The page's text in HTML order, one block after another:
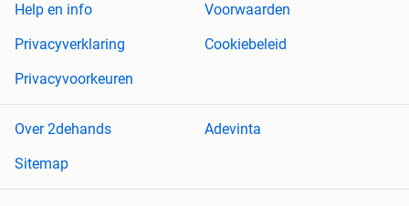
Help en info
Voorwaarden
Privacyverklaring
Cookiebeleid
Privacyvoorkeuren
Over 2dehands
Adevinta
Sitemap